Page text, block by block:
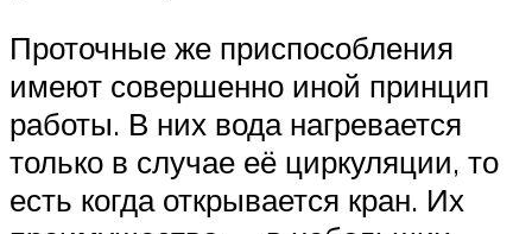
Проточные же приспособления
имеют совершенно иной принцип
работы. В них вода нагревается
только в случае её циркуляции, то
есть когда открывается кран. Их